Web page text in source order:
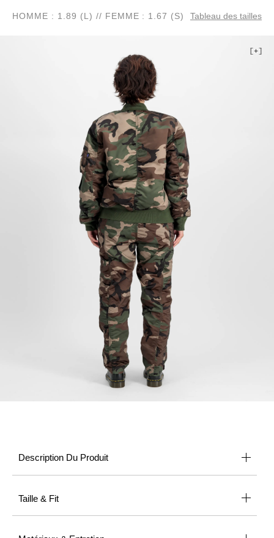
HOMME : 1.89 (L) // FEMME : 1.67 (S) Tableau des tailles
Description Du Produit
Taille & Fit